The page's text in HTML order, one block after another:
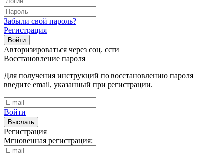
Забыли свой пароль?
Регистрация
Войти
Авторизироваться через соц. сети
Восстановление пароля
Для получения инструкций по восстановлению пароля
введите email, указанный при регистрации.
Войти
Выслать
Регистрация
Мгновенная регистрация: